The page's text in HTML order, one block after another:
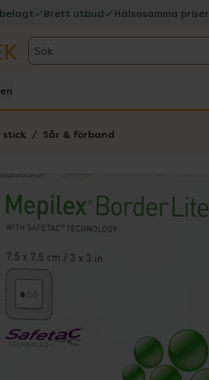
Brett utbud Hälsosamma priser
Sök
stick Sår & förband
1 objekt.